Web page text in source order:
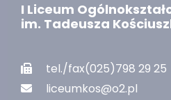
I Liceum
im. Tadeusza
tel./fax(025)798 29 25
liceumkos@o2.pl